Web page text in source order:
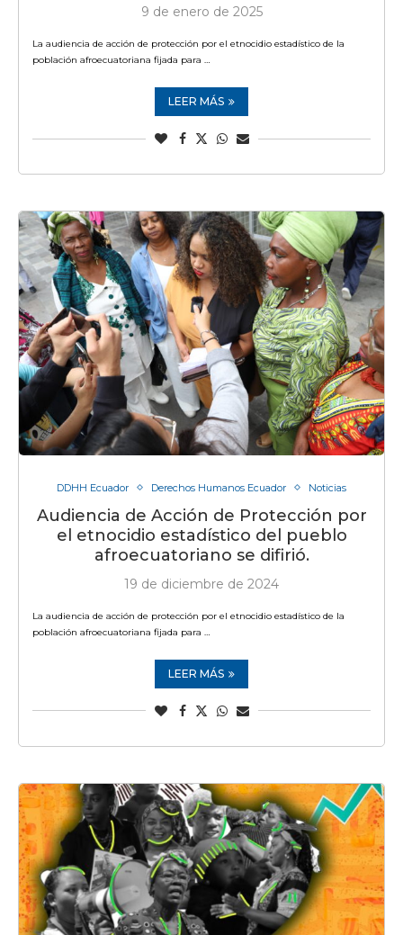
9 de enero de 2025
La audiencia de acción de protección por el etnocidio estadístico de la
población afroecuatoriana fijada para …
LEER MÁS
DDHH Ecuador Derechos Humanos Ecuador Noticias
Audiencia de Acción de Protección por
el etnocidio estadístico del pueblo
afroecuatoriano se difirió.
19 de diciembre de 2024
La audiencia de acción de protección por el etnocidio estadístico de la
población afroecuatoriana fijada para …
LEER MÁS